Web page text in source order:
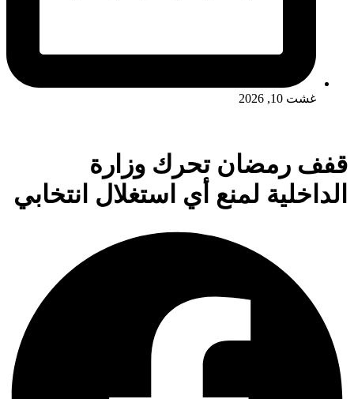
غشت 10, 2026
قفف رمضان تحرك وزارة
الداخلية لمنع أي استغلال انتخابي